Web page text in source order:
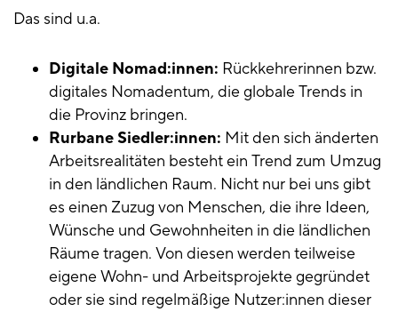
Das sind u.a.
Digitale Nomad:innen: Rückkehrerinnen bzw.
digitales Nomadentum, die globale Trends in
die Provinz bringen.
Rurbane Siedler:innen: Mit den sich änderten
Arbeitsrealitäten besteht ein Trend zum Umzug
in den ländlichen Raum. Nicht nur bei uns gibt
es einen Zuzug von Menschen, die ihre Ideen,
Wünsche und Gewohnheiten in die ländlichen
Räume tragen. Von diesen werden teilweise
eigene Wohn- und Arbeitsprojekte gegründet
oder sie sind regelmäßige Nutzer:innen dieser